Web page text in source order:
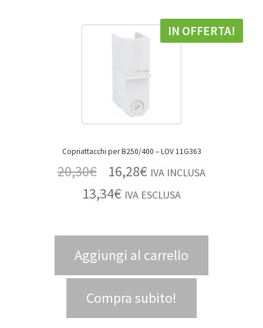
Copriattacchi per B250/400 – LOV 11G363
IN OFFERTA!
20,30€ 16,28€ IVA INCLUSA
13,34€ IVA ESCLUSA
Aggiungi al carrello
Compra subito!